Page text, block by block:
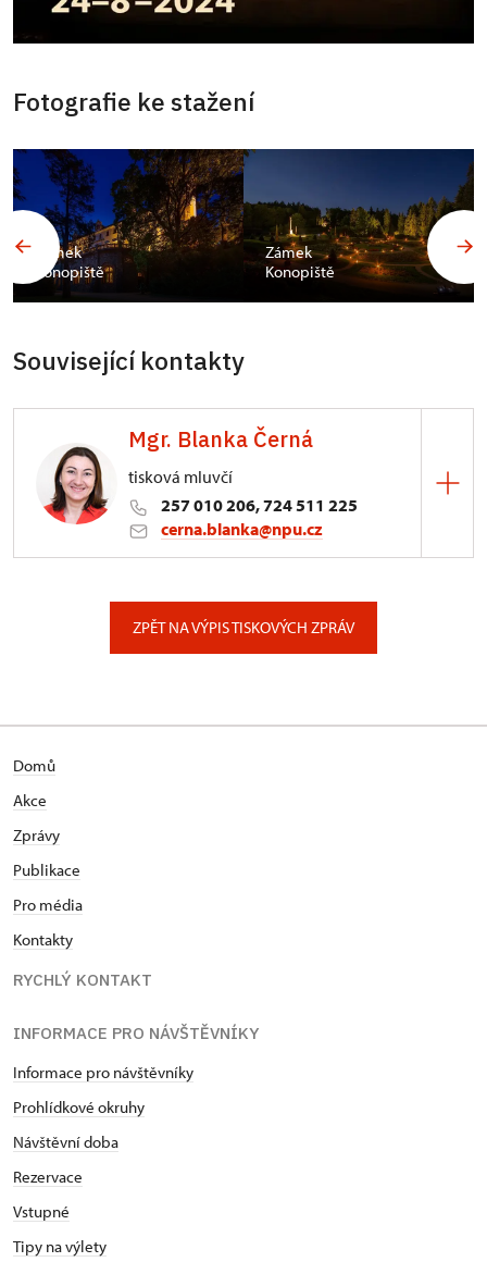
Fotografie ke stažení
Zámek
Konopiště
Zámek
Konopiště
Související kontakty
Mgr. Blanka Černá
tisková mluvčí
257 010 206, 724 511 225
cerna.blanka@npu.cz
ZPĚT NA VÝPIS TISKOVÝCH ZPRÁV
Domů
Akce
Zprávy
Publikace
Pro média
Kontakty
RYCHLÝ KONTAKT
INFORMACE PRO NÁVŠTĚVNÍKY
Informace pro návštěvníky
Prohlídkové okruhy
Návštěvní doba
Rezervace
Vstupné
Tipy na výlety